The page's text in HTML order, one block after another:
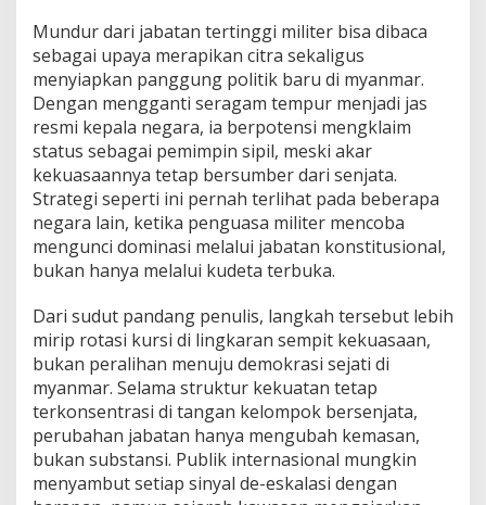
Mundur dari jabatan tertinggi militer bisa dibaca
sebagai upaya merapikan citra sekaligus
menyiapkan panggung politik baru di myanmar.
Dengan mengganti seragam tempur menjadi jas
resmi kepala negara, ia berpotensi mengklaim
status sebagai pemimpin sipil, meski akar
kekuasaannya tetap bersumber dari senjata.
Strategi seperti ini pernah terlihat pada beberapa
negara lain, ketika penguasa militer mencoba
mengunci dominasi melalui jabatan konstitusional,
bukan hanya melalui kudeta terbuka.
Dari sudut pandang penulis, langkah tersebut lebih
mirip rotasi kursi di lingkaran sempit kekuasaan,
bukan peralihan menuju demokrasi sejati di
myanmar. Selama struktur kekuatan tetap
terkonsentrasi di tangan kelompok bersenjata,
perubahan jabatan hanya mengubah kemasan,
bukan substansi. Publik internasional mungkin
menyambut setiap sinyal de-eskalasi dengan